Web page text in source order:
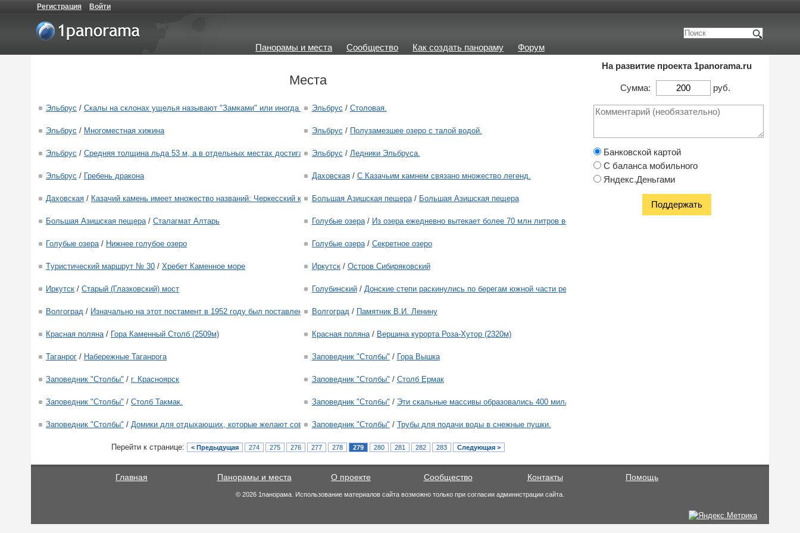
Регистрация Войти
Панорамы и места Сообщество Как создать панораму Форум
Места
Эльбрус / Скалы на склонах ущелья называют "Замками" или иногда Зубами Дракона.
Эльбрус / Столовая.
Эльбрус / Многоместная хижина Эльбрус / Полузамезшее озеро с талой водой.
Эльбрус / Средняя толщина льда 53 м, а в отдельных местах достигает 400м.
Эльбрус / Ледники Эльбруса.
Эльбрус / Гребень дракона Даховская/ С Казачьим камнем связано множество легенд.
Даховская / Казачий камень имеет множество названий: Черкесский камень, Шайтановый, Ведьмин, Девичий камень.
Большая Азишская пещера/ Большая Азишская пещера
Большая Азишская пещера/ Сталагмат Алтарь Голубые озера/ Из озера ежедневно вытекает более 70 млн литров воды, но при этом в него не впадает ни единого ручья.
Голубые озера/ Нижнее голубое озеро Голубые озера/ Секретное озеро
Tуристический маршрут № 30 / Хребет Каменное море Иркутск/ Остров Сибиряковский
Иркутск / Старый (Глазковский) мост Голубинский/ Донские степи раскинулись по берегам южной части реки Дон.
Волгоград / Изначально на этот постамент в 1952 году был поставлен памятник посвященный И.В. Сталину.
Волгоград/ Памятник В.И. Ленину
Красная поляна/ Гора Каменный Столб (2509м) Красная поляна/ Вершина курорта Роза-Хутор (2320м)
Таганрог / Набережные Таганрога Заповедник "Столбы" / Гора Вышка
Заповедник "Столбы" / г. Красноярск Заповедник "Столбы" / Столб Ермак
Заповедник "Столбы" / Столб Такмак. Заповедник "Столбы" / Эти скальные массивы образовались 400 миллионов лет назад.
Заповедник "Столбы" / Домики для отдыхающих, которые желают совместить отдых с приготовлением шашлыка.
Заповедник "Столбы" / Трубы для подачи воды в снежные пушки.
Перейти к странице: < Предыдущая 274 275 276 277 278 279 280 281 282 283 Следующая >
На развитие проекта 1panorama.ru
Сумма: руб.
Банковской картой
С баланса мобильного
Яндекс.Деньгами
Главная Панорамы и места О проекте Сообщество Контакты Помощь
© 2026 1панорама. Использование материалов сайта возможно только при согласии администрации сайта.